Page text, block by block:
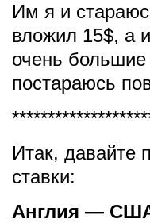
Им я и
вложил 15$, а
очень большие
постараюсь
Итак, давайте
ставки:
Англия —